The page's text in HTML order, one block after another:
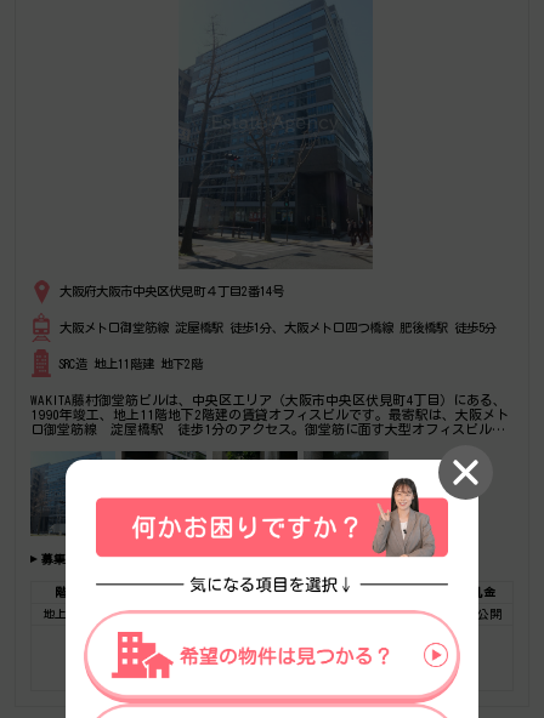
大阪府大阪市中央区伏見町４丁目2番14号
大阪メトロ御堂筋線 淀屋橋駅 徒歩1分、大阪メトロ四つ橋線 肥後橋駅 徒歩5分
SRC造 地上11階建 地下2階
WAKITA藤村御堂筋ビルは、中央区エリア（大阪市中央区伏見町4丁目）にある、
1990年竣工、地上11階地下2階建の賃貸オフィスビルです。最寄駅は、大阪メト
ロ御堂筋線 淀屋橋駅 徒歩1分のアクセス。御堂筋に面す大型オフィスビル！
ら何でもご相談下さい。
募集フロア
階数 賃料総額(税別) 坪単価
礼金
地上 10F
118.72坪 非公開 非公開 非公開 非公開
フロア詳細 お気に入りに追加